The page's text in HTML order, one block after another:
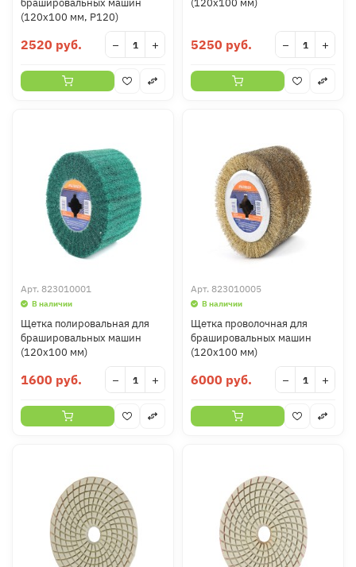
брашировальных машин
(120х100 мм, Р120)
2520 руб. − +
(120х100 мм)
5250 руб. − +
Арт. 823010001
В наличии
Щетка полировальная для
брашировальных машин
(120х100 мм)
1600 руб. − +
Арт. 823010005
В наличии
Щетка проволочная для
брашировальных машин
(120х100 мм)
6000 руб. − +